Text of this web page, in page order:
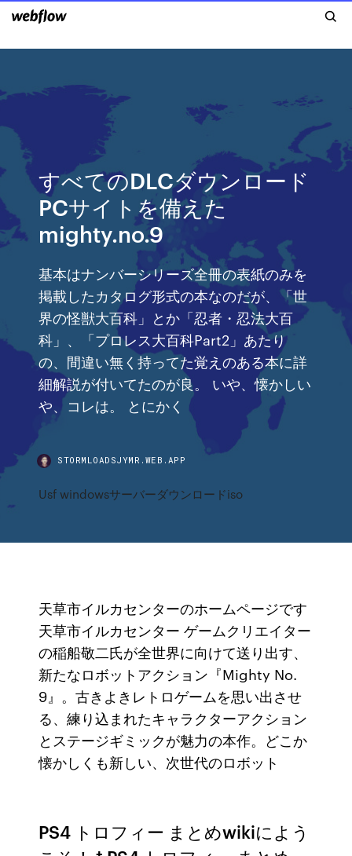
すべてのDLCダウンロード
PCサイトを備えた
mighty.no.9
基本はナンバーシリーズ全冊の表紙のみを
掲載したカタログ形式の本なのだが、「世
界の怪獣大百科」とか「忍者・忍法大百
科」、「プロレス大百科Part2」あたり
の、間違い無く持ってた覚えのある本に詳
細解説が付いてたのが良。 いや、懐かしい
や、コレは。 とにかく
STORMLOADSJYMR.WEB.APP
Usf windowsサーバーダウンロードiso
天草市イルカセンターのホームページです
天草市イルカセンター ゲームクリエイター
の稲船敬二氏が全世界に向けて送り出す、
新たなロボットアクション『Mighty No.
9』。古きよきレトロゲームを思い出させ
る、練り込まれたキャラクターアクション
とステージギミックが魅力の本作。どこか
懐かしくも新しい、次世代のロボット
PS4 トロフィー まとめwikiによう